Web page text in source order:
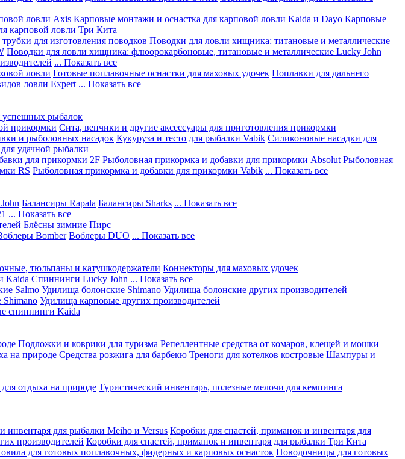
ловли Axis Карповые монтажи и оснастка для карповой ловли Kaida и Dayo Карповые
карповой ловли Три Кита
для изготовления поводков Поводки для ловли хищника: титановые и металлические
Поводки для ловли хищника: флюорокарбоновые, титановые и металлические Lucky John
... Показать все
ловли Готовые поплавочные оснастки для маховых удочек Поплавки для дальнего
ловли Expert ... Показать все
успешных рыбалок
прикормки Сита, венчики и другие аксессуары для приготовления прикормки
и рыболовных насадок Кукуруза и тесто для рыбалки Vabik Силиконовые насадки для
удачной рыбалки
для прикормки 2F Рыболовная прикормка и добавки для прикормки Absolut Рыболовная
RS Рыболовная прикормка и добавки для прикормки Vabik ... Показать все
Балансиры Rapala Балансиры Sharks ... Показать все
... Показать все
Блёсны зимние Пирс
Bomber Воблеры DUO ... Показать все
тюльпаны и катушкодержатели Коннекторы для маховых удочек
Kaida Спиннинги Lucky John ... Показать все
Salmo Удилища болонские Shimano Удилища болонские других производителей
Удилища карповые других производителей
спиннинги Kaida
Подложки и коврики для туризма Репеллентные средства от комаров, клещей и мошки
на природе Средства розжига для барбекю Треноги для котелков костровые Шампуры и
отдыха на природе Туристический инвентарь, полезные мелочи для кемпинга
инвентаря для рыбалки Meiho и Versus Коробки для снастей, приманок и инвентаря для
производителей Коробки для снастей, приманок и инвентаря для рыбалки Три Кита
для готовых поплавочных, фидерных и карповых оснасток Поводочницы для готовых